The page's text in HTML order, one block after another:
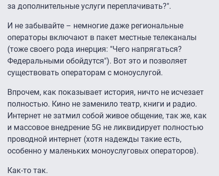
за дополнительные услуги переплачивать?".
И не забывайте – немногие даже региональные
операторы включают в пакет местные телеканалы
(тоже своего рода инерция: "Чего напрягаться?
Федеральными обойдутся"). Вот это и позволяет
существовать операторам с моноуслугой.
Впрочем, как показывает история, ничто не исчезает
полностью. Кино не заменило театр, книги и радио.
Интернет не затмил собой живое общение, так же, как
и массовое внедрение 5G не ликвидирует полностью
проводной интернет (хотя надежды такие есть,
особенно у маленьких моноуслуговых операторов).
Как-то так.